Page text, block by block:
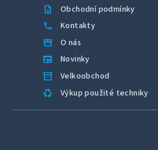
description Obchodní podmínky
call Kontakty
storefront O nás
newspaper Novinky
inventory_2 Velkoobchod
recycling Výkup použité techniky